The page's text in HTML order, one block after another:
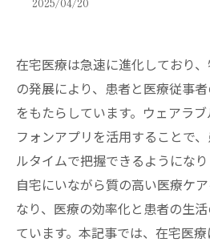
在宅医療は急速に進化しており
の発展により、患者と医療従事
をもたらしています。ウェアラ
フォンアプリを活用することで
ルタイムで把握できるようになり
自宅にいながら質の高い医療ケ
なり、医療の効率化と患者の生
ています。本記事では、在宅医